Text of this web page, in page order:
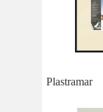
Plastramar